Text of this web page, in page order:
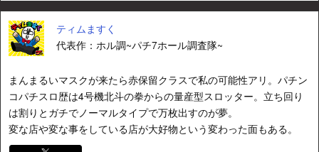
ティムますく
代表作：ホル調~パチ7ホール調査隊~
まんまるいマスクが来たら赤保留クラスで私の可能性アリ。パチン
コパチスロ歴は4号機北斗の拳からの量産型スロッター。立ち回り
は割りとガチでノーマルタイプで万枚出すのが夢。
変な店や変な事をしている店が大好物という変わった面もある。